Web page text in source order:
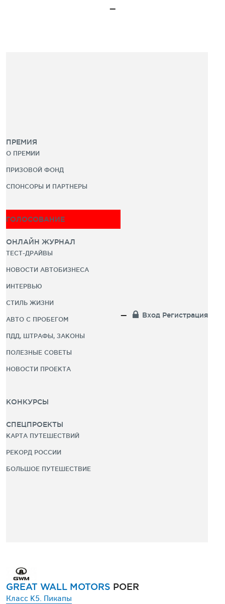
ПРЕМИЯ
О ПРЕМИИ
ПРИЗОВОЙ ФОНД
СПОНСОРЫ И ПАРТНЕРЫ
ГОЛОСОВАНИЕ
ОНЛАЙН ЖУРНАЛ
ТЕСТ-ДРАЙВЫ
НОВОСТИ АВТОБИЗНЕСА
ИНТЕРВЬЮ
СТИЛЬ ЖИЗНИ
АВТО С ПРОБЕГОМ
ПДД, ШТРАФЫ, ЗАКОНЫ
ПОЛЕЗНЫЕ СОВЕТЫ
НОВОСТИ ПРОЕКТА
КОНКУРСЫ
СПЕЦПРОЕКТЫ
КАРТА ПУТЕШЕСТВИЙ
РЕКОРД РОССИИ
БОЛЬШОЕ ПУТЕШЕСТВИЕ
Вход Регистрация
GREAT WALL MOTORS POER
Класс K5. Пикапы